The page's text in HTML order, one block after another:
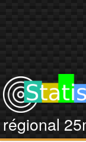
régional